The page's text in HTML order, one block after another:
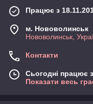
Працює з
м. Нововолинськ
Нововолинськ,
Контакти
Сьогодні працює
Показати весь